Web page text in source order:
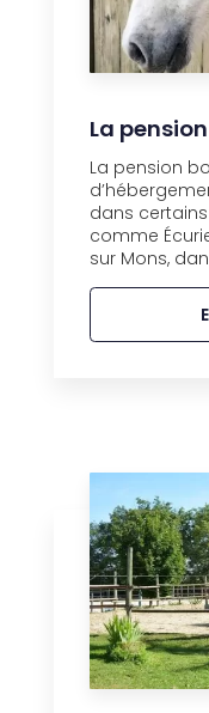
La
La pension
dans
comme
sur Mons,